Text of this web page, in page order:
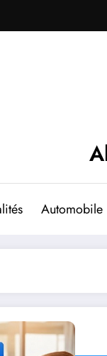
Automobile